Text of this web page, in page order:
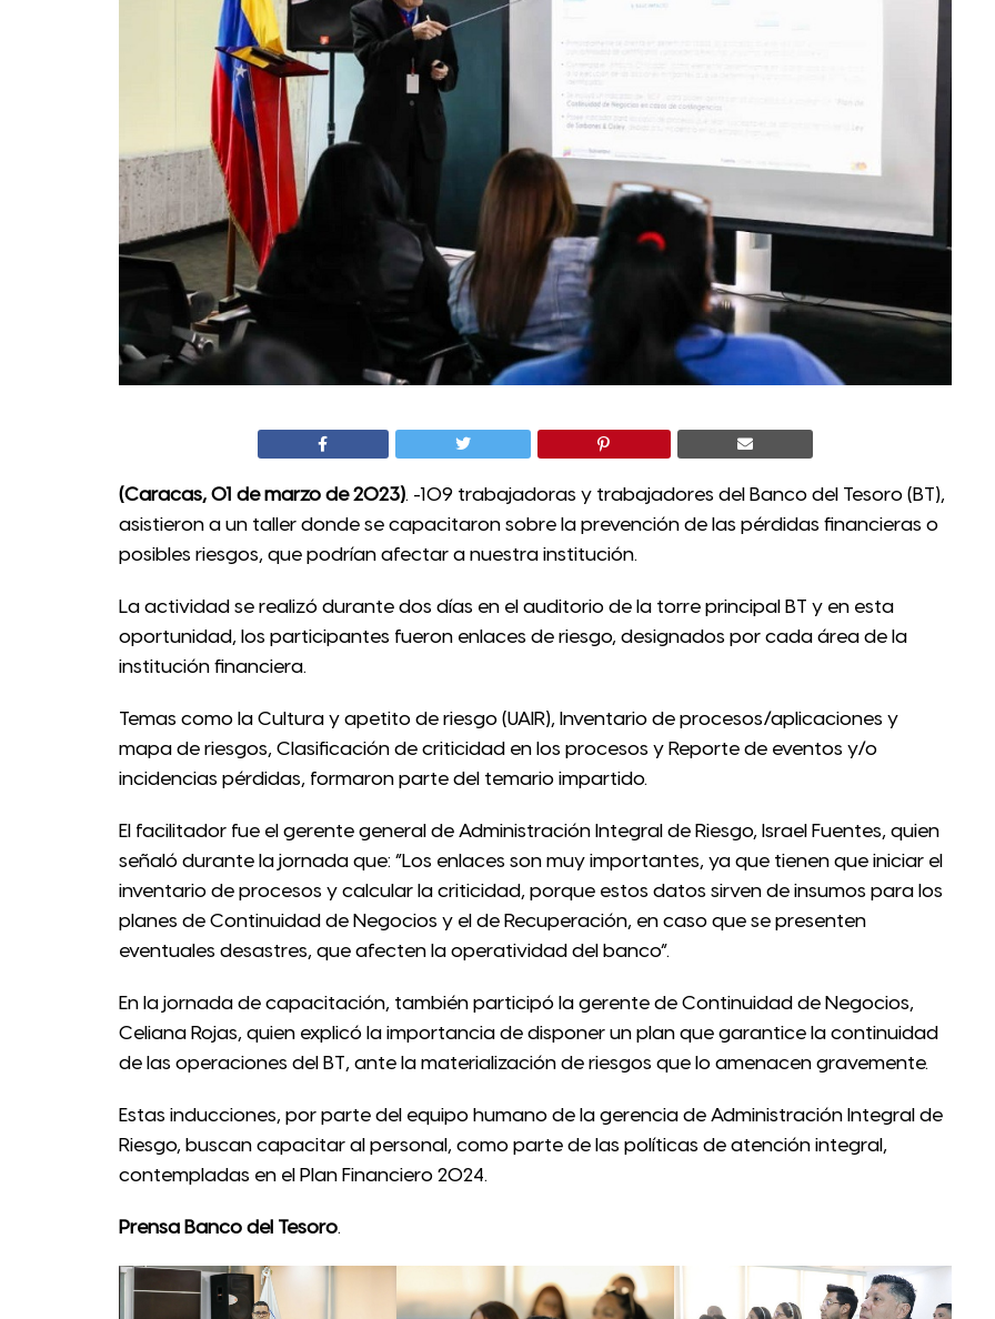
(Caracas, 01 de marzo de 2023). -109 trabajadoras y trabajadores del Banco del Tesoro (BT),
asistieron a un taller donde se capacitaron sobre la prevención de las pérdidas financieras o
posibles riesgos, que podrían afectar a nuestra institución.
La actividad se realizó durante dos días en el auditorio de la torre principal BT y en esta
oportunidad, los participantes fueron enlaces de riesgo, designados por cada área de la
institución financiera.
Temas como la Cultura y apetito de riesgo (UAIR), Inventario de procesos/aplicaciones y
mapa de riesgos, Clasificación de criticidad en los procesos y Reporte de eventos y/o
incidencias pérdidas, formaron parte del temario impartido.
El facilitador fue el gerente general de Administración Integral de Riesgo, Israel Fuentes, quien
señaló durante la jornada que: “Los enlaces son muy importantes, ya que tienen que iniciar el
inventario de procesos y calcular la criticidad, porque estos datos sirven de insumos para los
planes de Continuidad de Negocios y el de Recuperación, en caso que se presenten
eventuales desastres, que afecten la operatividad del banco”.
En la jornada de capacitación, también participó la gerente de Continuidad de Negocios,
Celiana Rojas, quien explicó la importancia de disponer un plan que garantice la continuidad
de las operaciones del BT, ante la materialización de riesgos que lo amenacen gravemente.
Estas inducciones, por parte del equipo humano de la gerencia de Administración Integral de
Riesgo, buscan capacitar al personal, como parte de las políticas de atención integral,
contempladas en el Plan Financiero 2024.
Prensa Banco del Tesoro.